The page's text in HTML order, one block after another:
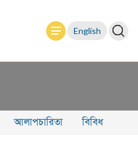
English
আলাপচারিতা বিবিধ